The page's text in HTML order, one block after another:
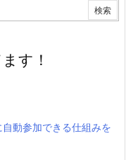
す！
動参加できる仕組みを